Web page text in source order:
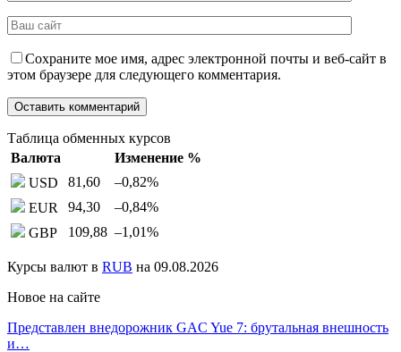
Сохраните мое имя, адрес электронной почты и веб-сайт в
этом браузере для следующего комментария.
Таблица обменных курсов
Валюта
Изменение %
USD
81,60 –0,82%
EUR
94,30 –0,84%
GBP
109,88 –1,01%
Курсы валют в RUB на 09.08.2026
Новое на сайте
Представлен внедорожник GAC Yue 7: брутальная внешность
и…